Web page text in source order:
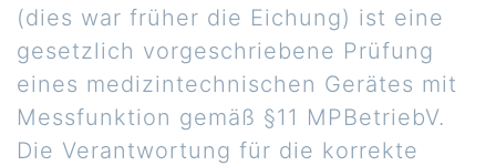
(dies war früher die Eichung) ist eine
gesetzlich vorgeschriebene Prüfung
eines medizintechnischen Gerätes mit
Messfunktion gemäß §11 MPBetriebV.
Die Verantwortung für die korrekte